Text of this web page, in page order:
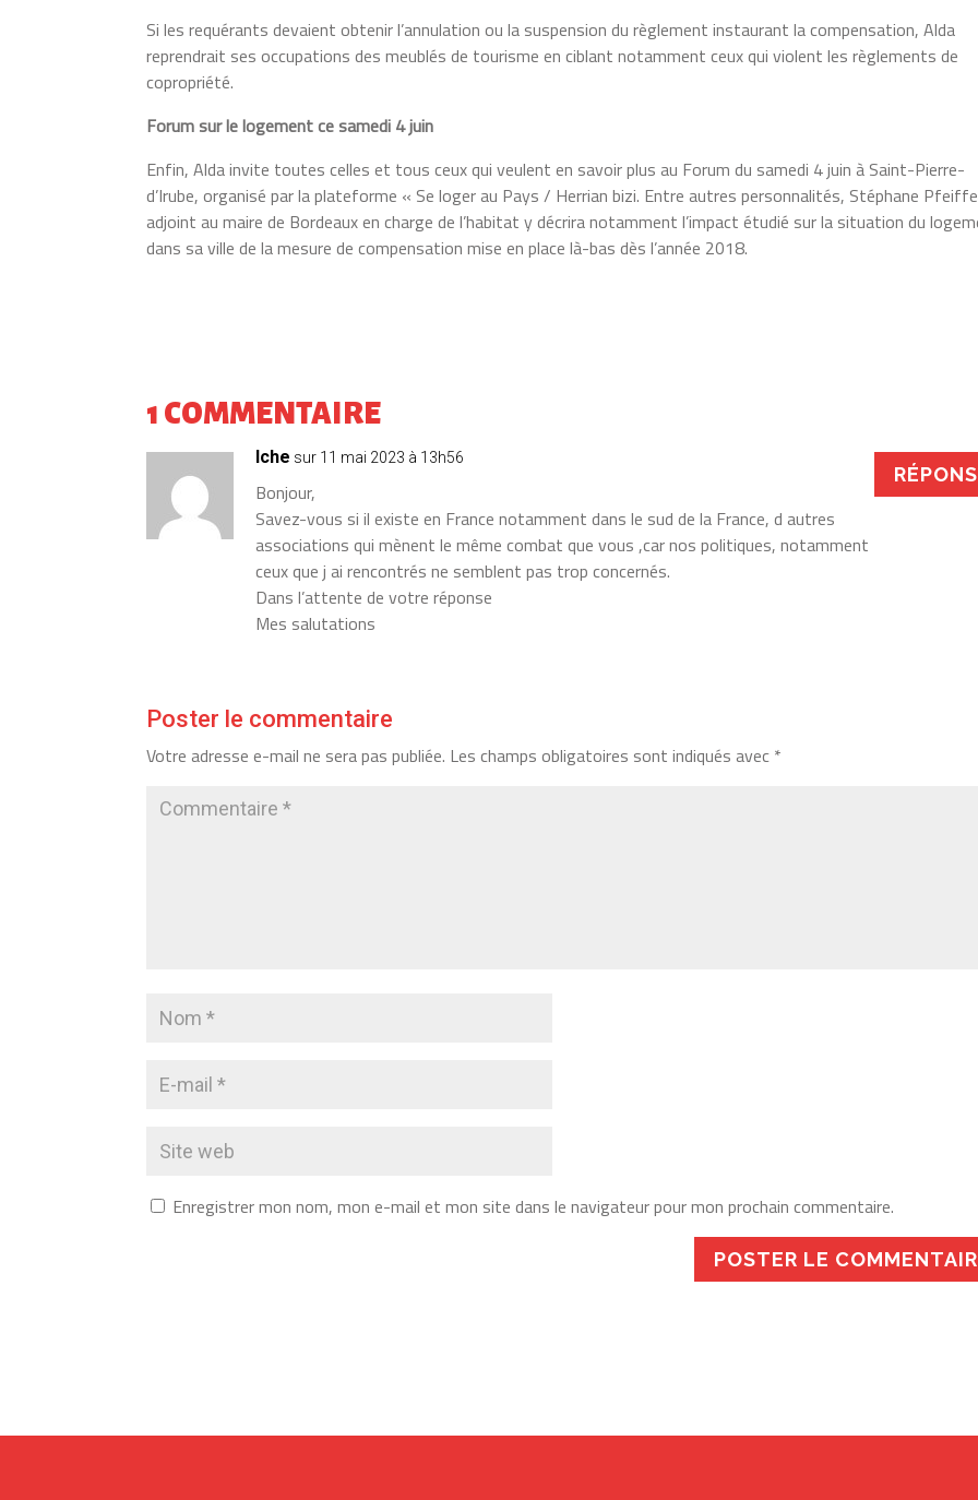
Si les requérants devaient obtenir l’annulation ou la suspension du règlement instaurant la compensation, Alda
reprendrait ses occupations des meublés de tourisme en ciblant notamment ceux qui violent les règlements de
copropriété.
Forum sur le logement ce samedi 4 juin
Enfin, Alda invite toutes celles et tous ceux qui veulent en savoir plus au Forum du samedi 4 juin à Saint-Pierre-
d’Irube, organisé par la plateforme « Se loger au Pays / Herrian bizi. Entre autres personnalités, Stéphane
adjoint au maire de Bordeaux en charge de l’habitat y décrira notamment l’impact étudié sur la situation du
dans sa ville de la mesure de compensation mise en place là-bas dès l’année 2018.
1 COMMENTAIRE
Iche sur 11 mai 2023 à 13h56
Bonjour,
Savez-vous si il existe en France notamment dans le sud de la France, d autres
associations qui mènent le même combat que vous ,car nos politiques, notamment
ceux que j ai rencontrés ne semblent pas trop concernés.
Dans l’attente de votre réponse
Mes salutations
Poster le commentaire
Votre adresse e-mail ne sera pas publiée. Les champs obligatoires sont indiqués avec *
Enregistrer mon nom, mon e-mail et mon site dans le navigateur pour mon prochain commentaire.